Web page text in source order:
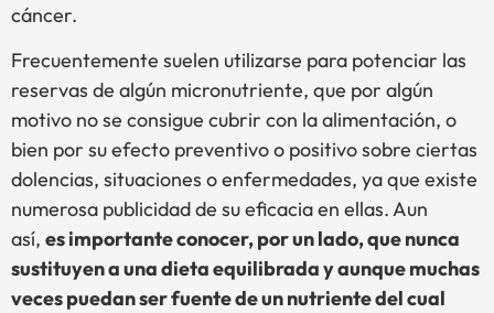
cáncer.
Frecuentemente suelen utilizarse para potenciar las
reservas de algún micronutriente, que por algún
motivo no se consigue cubrir con la alimentación, o
bien por su efecto preventivo o positivo sobre ciertas
dolencias, situaciones o enfermedades, ya que existe
numerosa publicidad de su eficacia en ellas. Aun
así, es importante conocer, por un lado, que nunca
sustituyen a una dieta equilibrada y aunque muchas
veces puedan ser fuente de un nutriente del cual